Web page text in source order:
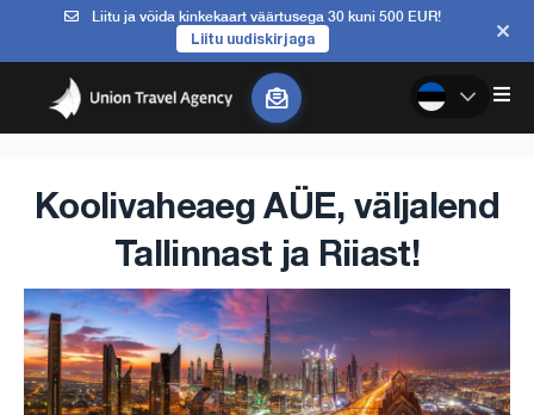
Liitu ja võida kinkekaart väärtusega 30 kuni 500 EUR!
Liitu uudiskirjaga
Koolivaheaeg AÜE, väljalend
Tallinnast ja Riiast!